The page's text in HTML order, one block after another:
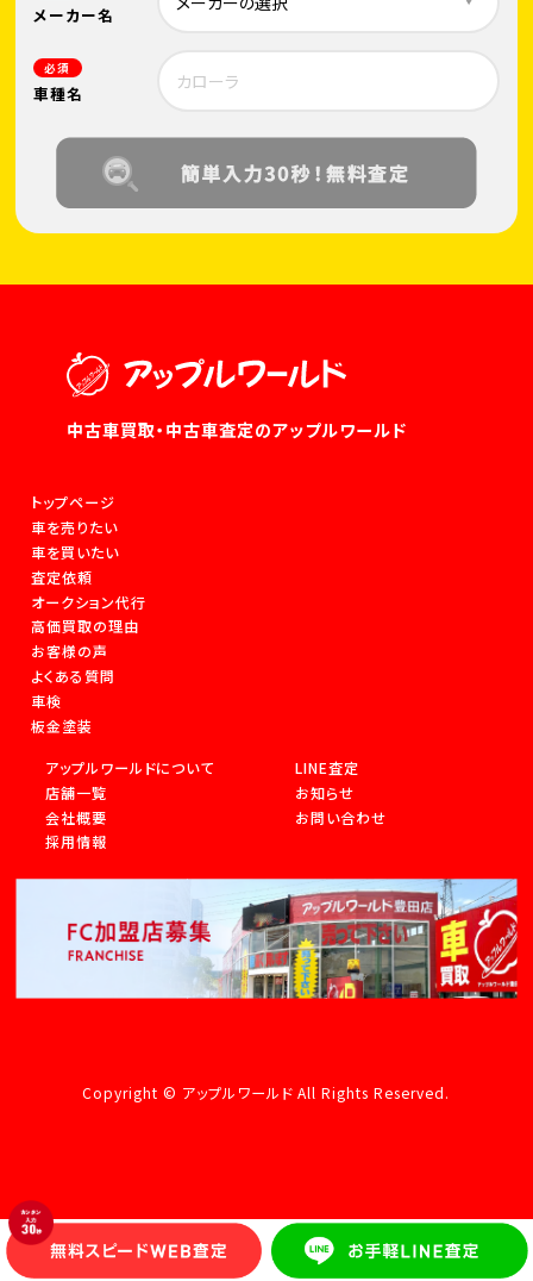
メーカー名
必須
車種名
中古車買取・中古車査定のアップルワールド
トップページ
車を売りたい
車を買いたい
査定依頼
オークション代行
高価買取の理由
お客様の声
よくある質問
車検
板金塗装
アップルワールドについて
店舗一覧
会社概要
採用情報
LINE査定
お知らせ
お問い合わせ
Copyright © アップルワールド All Rights Reserved.